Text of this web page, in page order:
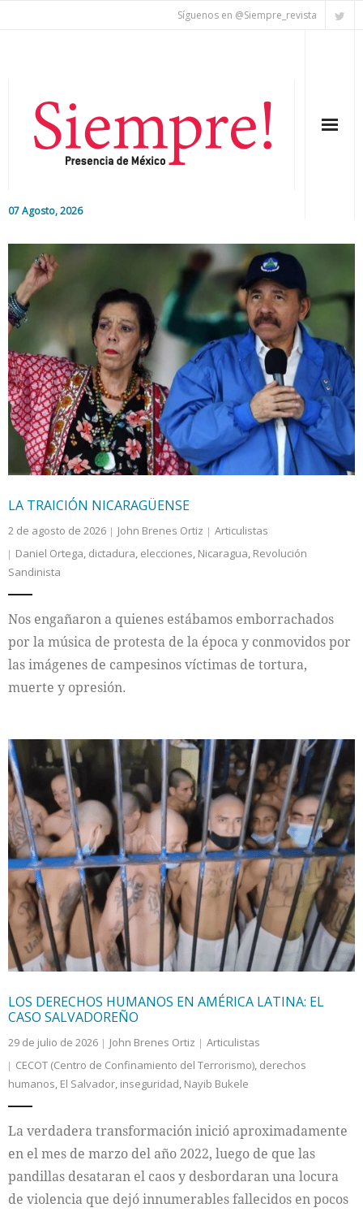
Síguenos en @Siempre_revista
07 Agosto, 2026
Editorial
Nacional
Colaboradores
Internacional
Cultura
LA TRAICIÓN NICARAGÜENSE
2 de agosto de 2026 John Brenes Ortiz
Articulistas
Daniel Ortega, dictadura, elecciones, Nicaragua, Revolución
Sandinista
Nos engañaron a quienes estábamos emborrachados
por la música de protesta de la época y conmovidos por
las imágenes de campesinos víctimas de tortura,
muerte y opresión.
LOS DERECHOS HUMANOS EN AMÉRICA LATINA: EL
CASO SALVADOREÑO
29 de julio de 2026 John Brenes Ortiz
Articulistas
CECOT (Centro de Confinamiento del Terrorismo), derechos
humanos, El Salvador, inseguridad, Nayib Bukele
La verdadera transformación inició aproximadamente
en el mes de marzo del año 2022, luego de que las
pandillas desataran el caos y desbordaran una locura
de violencia que dejó innumerables fallecidos en pocos